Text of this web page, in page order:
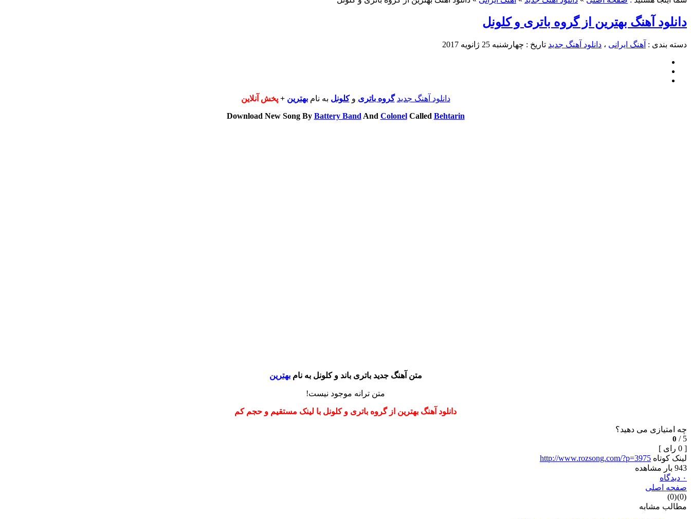
دانلود آهنگ بهترین از گروه باتری و کلونل
دسته بندی : آهنگ ایرانی ، دانلود آهنگ جدید تاریخ : چهارشنبه 25 ژانویه 2017
دانلود آهنگ جدید گروه باتری وکلونل به نامبهترین +پخش آنلاین
Download New Song By Battery Band And ColonelCalled Behtarin
متن آهنگ جدید باتری باند و کلونل به نامبهترین
متن ترانه موجود نیست!
دانلود آهنگ بهترین از گروه باتری و کلونل با لینک مستقیم و حجم کم
چه امتیازی می دهید؟
5 /
0
[ 0 رای ]
لینک کوتاه http://www.rozsong.com/?p=3975
943 بار مشاهده
۰ دیدگاه
صفحه اصلی
(
0
)
(
0
)
مطالب مشابه